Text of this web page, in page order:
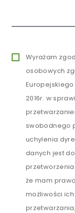
Wyrażam
osobowych
Europejskiego
2016r. w
swobodnego
uchylenia
danych jest
że mam
możliwości